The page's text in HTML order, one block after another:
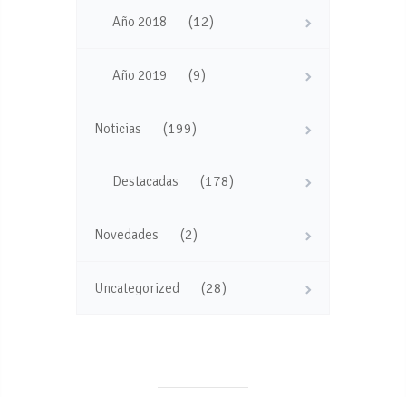
Año 2018 (12)
Año 2019 (9)
Noticias (199)
Destacadas (178)
Novedades (2)
Uncategorized (28)